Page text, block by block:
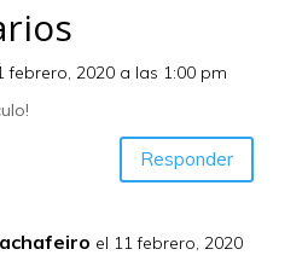
febrero, 2020 a las 1:00 pm
Responder
el 11 febrero, 2020